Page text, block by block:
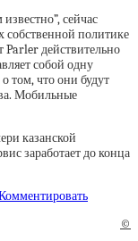
сейчас
собственной политике
действительно
собой одну
том, что они будут
Мобильные
казанской
заработает до конца
©